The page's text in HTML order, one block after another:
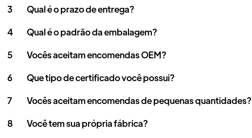
3 Qual é o prazo de entrega?
4 Qual é o padrão da embalagem?
5 Vocês aceitam encomendas OEM?
6 Que tipo de certificado você possui?
7 Vocês aceitam encomendas de pequenas quantidades?
8 Você tem sua própria fábrica?